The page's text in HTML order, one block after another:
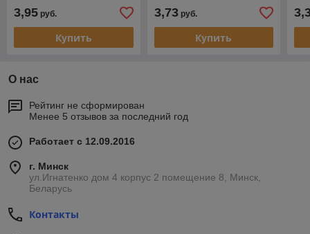
3,95 руб.
Купить
3,73руб.
Купить
О нас
Рейтинг не сформирован
Менее 5 отзывов за последний год
Работает с 12.09.2016
г. Минск
ул.Игнатенко дом 4 корпус 2 помещение 8, Минск,
Беларусь
Контакты